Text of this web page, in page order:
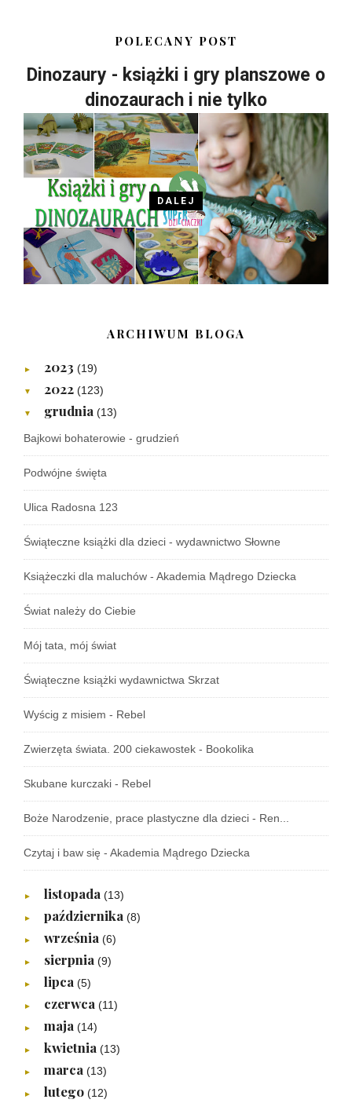
POLECANY POST
Dinozaury - książki i gry planszowe o
dinozaurach i nie tylko
DALEJ
ARCHIWUM BLOGA
► 2023 (19)
▼ 2022 (123)
▼ grudnia (13)
Bajkowi bohaterowie - grudzień
Podwójne święta
Ulica Radosna 123
Świąteczne książki dla dzieci - wydawnictwo Słowne
Książeczki dla maluchów - Akademia Mądrego Dziecka
Świat należy do Ciebie
Mój tata, mój świat
Świąteczne książki wydawnictwa Skrzat
Wyścig z misiem - Rebel
Zwierzęta świata. 200 ciekawostek - Bookolika
Skubane kurczaki - Rebel
Boże Narodzenie, prace plastyczne dla dzieci - Ren...
Czytaj i baw się - Akademia Mądrego Dziecka
► listopada (13)
► października (8)
► września (6)
► sierpnia (9)
► lipca (5)
► czerwca (11)
► maja (14)
► kwietnia (13)
► marca (13)
► lutego (12)